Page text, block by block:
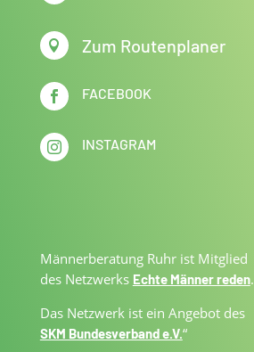
 Zum Routenplaner
 FACEBOOK
 INSTAGRAM
Männerberatung Ruhr ist Mitglied
des Netzwerks Echte Männer reden.
Das Netzwerk ist ein Angebot des
SKM Bundesverband e.V.“